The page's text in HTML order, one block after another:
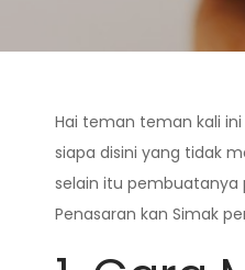
Hai teman teman kali
siapa disini yang tidak
selain itu pembuatanya
Penasaran kan Simak